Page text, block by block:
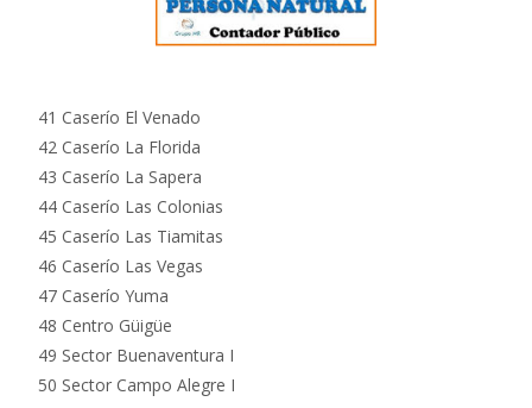
41 Caserío El Venado
42 Caserío La Florida
43 Caserío La Sapera
44 Caserío Las Colonias
45 Caserío Las Tiamitas
46 Caserío Las Vegas
47 Caserío Yuma
48 Centro Güigüe
49 Sector Buenaventura I
50 Sector Campo Alegre I